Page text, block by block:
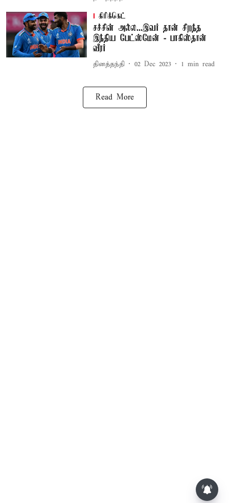
கிரிக்கெட்
சச்சின் அல்ல...இவர் தான் சிறந்த
இந்திய பேட்ஸ்மேன் - பாகிஸ்தான்
வீரர்
தினத்தந்தி 02 Dec 2023 1 min read
Read More